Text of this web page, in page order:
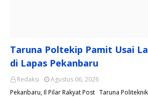
Taruna Poltekip Pamit Usai
di Lapas Pekanbaru
Redaksi
Agustus 06, 2026
Pekanbaru, Il Pilar Rakyat Post Taruna